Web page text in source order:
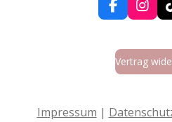
F
a
e
b
o
I
n
t
a
g
m
Vertrag
Impressum |